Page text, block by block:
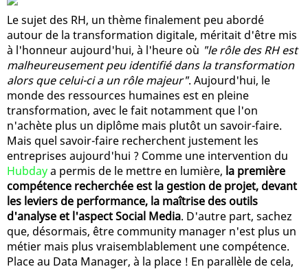
Le sujet des RH, un thème finalement peu abordé
autour de la transformation digitale, méritait d'être mis
à l'honneur aujourd'hui, à l'heure où "le rôle des RH est
malheureusement peu identifié dans la transformation
alors que celui-ci a un rôle majeur". Aujourd'hui, le
monde des ressources humaines est en pleine
transformation, avec le fait notamment que l'on
n'achète plus un diplôme mais plutôt un savoir-faire.
Mais quel savoir-faire recherchent justement les
entreprises aujourd'hui ? Comme une intervention du
Hubdaya permis de le mettre en lumière, la première
compétence recherchée est la gestion de projet, devant
les leviers de performance, la maîtrise des outils
d'analyse et l'aspect Social Media. D'autre part, sachez
que, désormais, être community manager n'est plus un
métier mais plus vraisemblablement une compétence.
Place au Data Manager, à la place ! En parallèle de cela,